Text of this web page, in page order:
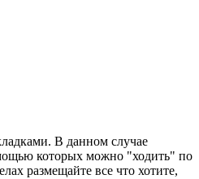
В данном случае
которых можно "ходить" по
размещайте все что хотите,